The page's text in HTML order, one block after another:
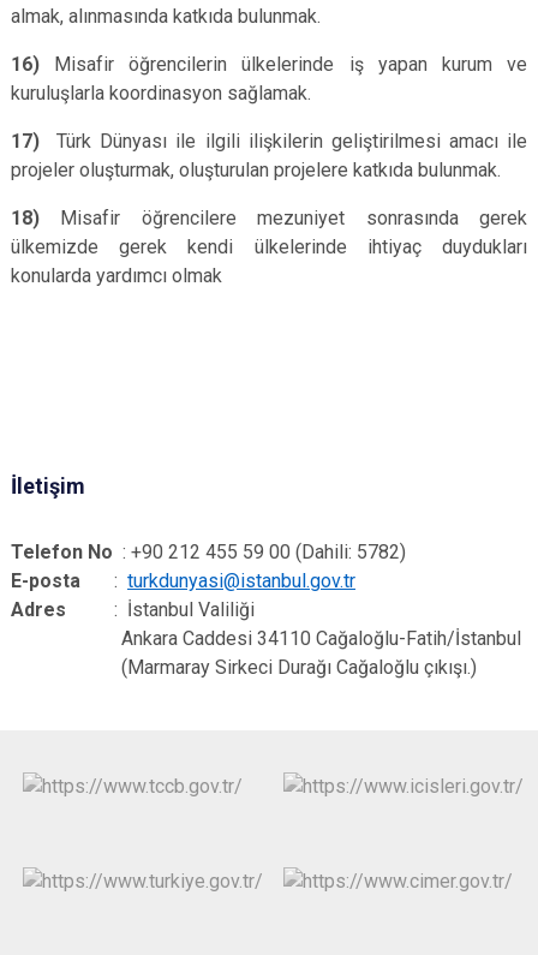
almak, alınmasında katkıda bulunmak.
16) Misafir öğrencilerin ülkelerinde iş yapan kurum ve
kuruluşlarla koordinasyon sağlamak.
17)
Türk Dünyası ile ilgili ilişkilerin geliştirilmesi amacı ile
projeler oluşturmak, oluşturulan projelere katkıda bulunmak.
18) Misafir öğrencilere mezuniyet sonrasında gerek
ülkemizde gerek kendi ülkelerinde ihtiyaç duydukları
konularda yardımcı olmak
İletişim
Telefon No : +90 212 455 59 00 (Dahili: 5782)
E-posta : turkdunyasi@istanbul.gov.tr
Adres : İstanbul Valiliği
Ankara Caddesi 34110 Cağaloğlu-Fatih/İstanbul
(Marmaray Sirkeci Durağı Cağaloğlu çıkışı.)